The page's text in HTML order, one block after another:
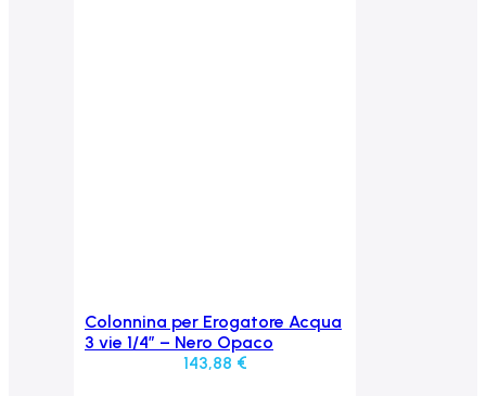
Aggiungi al carrello
Colonnina per Erogatore Acqua
3 vie 1/4” – Nero Opaco
143,88 €